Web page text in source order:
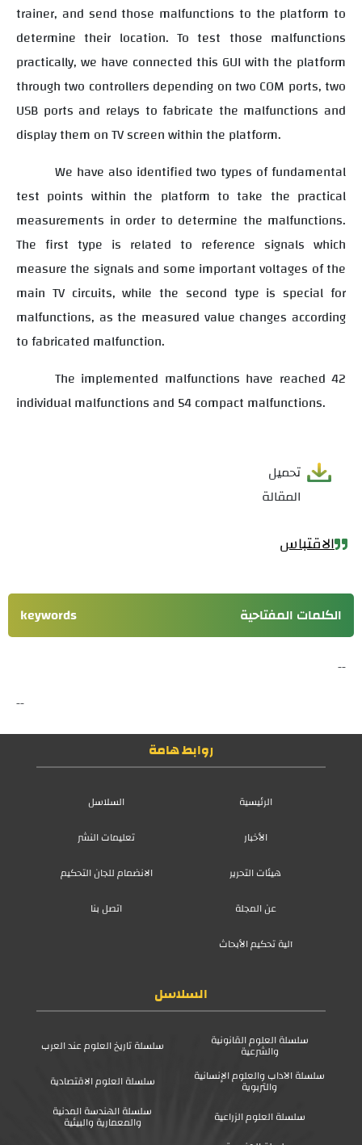
trainer, and send those malfunctions to the platform to
determine their location. To test those malfunctions
practically, we have connected this GUI with the platform
through two controllers depending on two COM ports, two
USB ports and relays to fabricate the malfunctions and
display them on TV screen within the platform.
We have also identified two types of fundamental
test points within the platform to take the practical
measurements in order to determine the malfunctions.
The first type is related to reference signals which
measure the signals and some important voltages of the
main TV circuits, while the second type is special for
malfunctions, as the measured value changes according
to fabricated malfunction.
The implemented malfunctions have reached 42
individual malfunctions and 54 compact malfunctions.
تحميل
المقالة
الاقتباس
الكلمات المفتاحية keywords
--
--
روابط هامة
الرئيسية
السلاسل
الأخبار
تعليمات النشر
هيئات التحرير
الانضمام للجان التحكيم
عن المجلة
اتصل بنا
آلية تحكيم الأبحاث
السلاسل
سلسلة العلوم القانونية
والشرعية
سلسلة تاريخ العلوم عند العرب
سلسلة الآداب والعلوم الإنسانية
والتربوية
سلسلة العلوم الاقتصادية
سلسلة العلوم الزراعية
سلسلة الهندسة المدنية
والمعمارية والبيئية